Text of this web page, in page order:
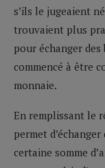
s’ils le jugeaient
trouvaient plus
pour échanger
commencé à être
monnaie.
En remplissant le
permet
certaine somme